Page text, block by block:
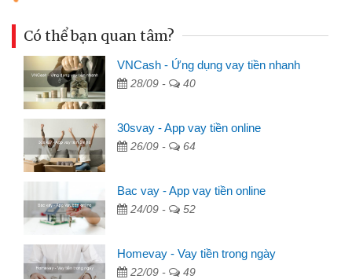
Có thể bạn quan tâm?
VNCash - Ứng dụng vay tiền nhanh
28/09 - 40
30svay - App vay tiền online
26/09 - 64
Bac vay - App vay tiền online
24/09 - 52
Homevay - Vay tiền trong ngày
22/09 - 49